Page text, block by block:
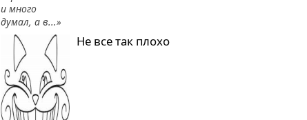
и много
думал, а в...»
Не все так плохо